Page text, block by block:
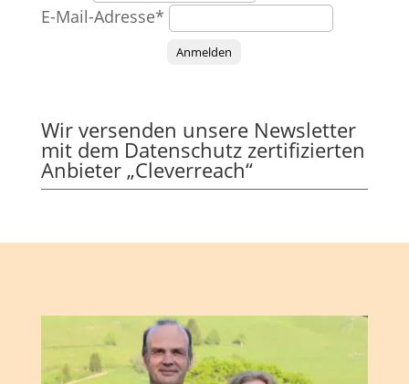
E-Mail-Adresse*
Anmelden
Wir versenden unsere Newsletter
mit dem Datenschutz zertifizierten
Anbieter „Cleverreach“